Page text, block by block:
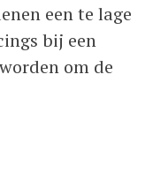
een te lage
bij een
om de